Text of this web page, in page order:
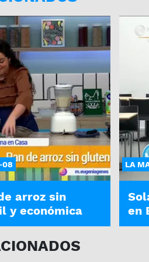
08
arroz sin
y económica
LA
en